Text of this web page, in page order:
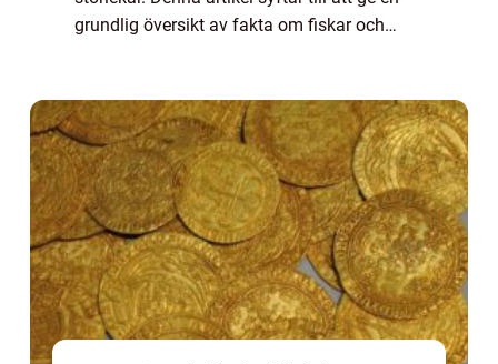
grundlig översikt av fakta om fiskar och